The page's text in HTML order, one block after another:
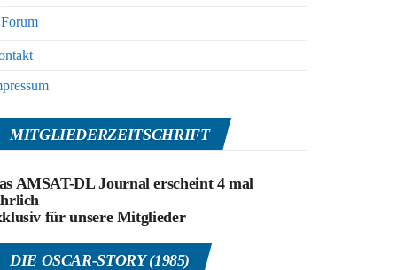
Forum
MITGLIEDERZEITSCHRIFT
AMSAT-DL Journal erscheint 4 mal
für unsere Mitglieder
DIE OSCAR-STORY (1985)